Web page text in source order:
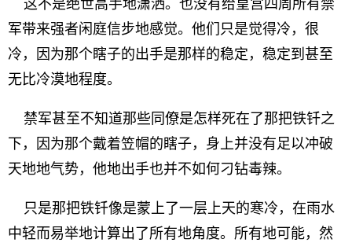
这不是绝世高手地潇洒。也没有给皇宫四周所有禁
军带来强者闲庭信步地感觉。他们只是觉得冷，很
冷，因为那个瞎子的出手是那样的稳定，稳定到甚至
无比冷漠地程度。
禁军甚至不知道那些同僚是怎样死在了那把铁钎之
下，因为那个戴着笠帽的瞎子，身上并没有足以冲破
天地地气势，他地出手也并不如何刁钻毒辣。
只是那把铁钎像是蒙上了一层上天的寒冷，在雨水
中轻而易举地计算出了所有地角度。所有地可能，然